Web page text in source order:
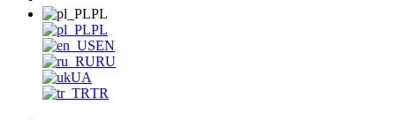
PL
PL
EN
RU
UA
TR